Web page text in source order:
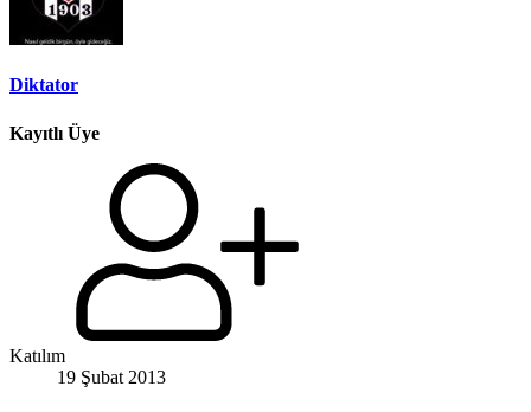
Diktator
Kayıtlı Üye
Katılım
19 Şubat 2013